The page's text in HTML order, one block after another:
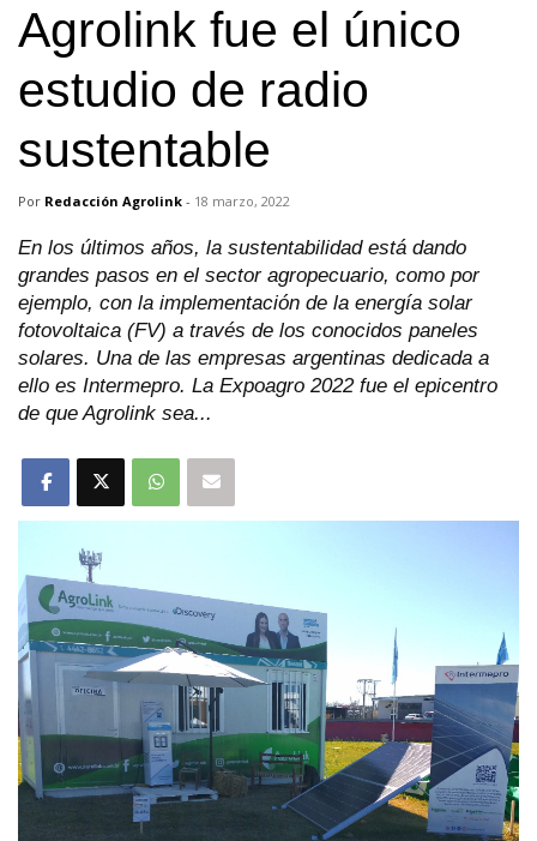
Agrolink fue el único
estudio de radio
sustentable
Por Redacción Agrolink - 18 marzo, 2022
En los últimos años, la sustentabilidad está dando
grandes pasos en el sector agropecuario, como por
ejemplo, con la implementación de la energía solar
fotovoltaica (FV) a través de los conocidos paneles
solares. Una de las empresas argentinas dedicada a
ello es Intermepro. La Expoagro 2022 fue el epicentro
de que Agrolink sea...